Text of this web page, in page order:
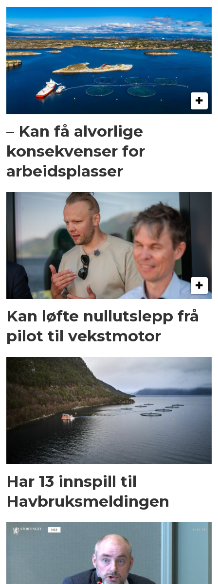
– Kan få alvorlige
konsekvenser for
arbeidsplasser
Kan løfte nullutslepp frå
pilot til vekstmotor
Har 13 innspill til
Havbruksmeldingen